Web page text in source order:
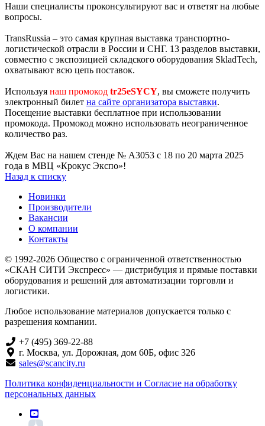
Наши специалисты проконсультируют вас и ответят на любые
вопросы.
TransRussia – это самая крупная выставка транспортно-
логистической отрасли в России и СНГ. 13 разделов выставки,
совместно с экспозицией складского оборудования SkladTech,
охватывают всю цепь поставок.
Используя наш промокод tr25eSYCY, вы сможете получить
электронный билет на сайте организатора выставки.
Посещение выставки бесплатное при использовании
промокода. Промокод можно использовать неограниченное
количество раз.
Ждем Вас на нашем стенде № A3053 с 18 по 20 марта 2025
года в МВЦ «Крокус Экспо»!
Назад к списку
Новинки
Производители
Вакансии
О компании
Контакты
© 1992-2026 Общество с ограниченной ответственностью
«СКАН СИТИ Экспресс» — дистрибуция и прямые поставки
оборудования и решений для автоматизации торговли и
логистики.
Любое использование материалов допускается только с
разрешения компании.
+7 (495) 369-22-88
г. Москва, ул. Дорожная, дом 60Б, офис 326
sales@scancity.ru
Политика конфиденциальности и Согласие на обработку
персональных данных